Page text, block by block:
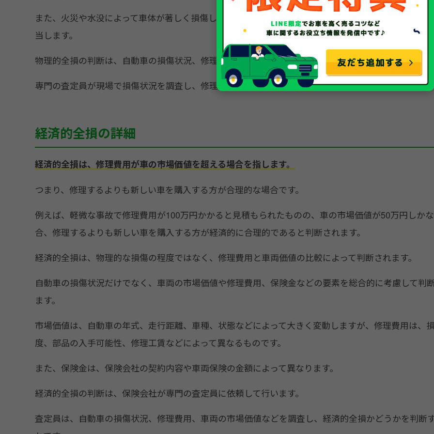
また、火災や水没によって車体が著しく損傷し、修理費用が車両の価値を大幅に上回る場合も物理的
当します。
物理的全損の判断は、自動車の損傷状況、修理費用、車両の価値などを総合的に判断して行われます。
専門の査定員が現場で損傷状況を調査し、修理費用を算出する流れです。
経済的全損の詳細
経済的全損は、修理費用が車の市場価値を超える場合を指します。
つまり、修理するよりも新しい車を購入する方が合理的な場合です。
例えば、軽微な事故で修理費用が100万円かかると見積もられたものの、車の市場価値が50万円しか
合、修理するよりも新しい車を購入する方が経済的に合理的であると判断されます。
経済的全損は、物理的な損傷の程度ではなく、修理費用と車両価値の比較によって判断されます。
自動車の損傷状況だけでなく、車両の市場価値や修理費用、保険金などの要素を総合的に考慮して判
ます。
市場価値は、自動車の年式、走行距離、車種、状態などによって大きく変動しますが、修理費用は、
度、部品の入手可能性、修理工賃などによって異なるものです。
また、保険金は、保険会社の契約内容や車両保険の金額によって異なります。
経済的全損の判断は、保険会社が専門の査定員に依頼して行います。
査定員は、自動車の損傷状況、修理費用、車両の市場価値などを調査し、経済的全損かどうかを判断